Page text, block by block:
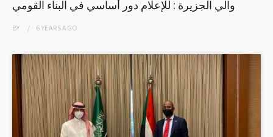
والي الجزيرة : للإعلام دور أساسي في البناء القومي
BY 6 YEARSAGO